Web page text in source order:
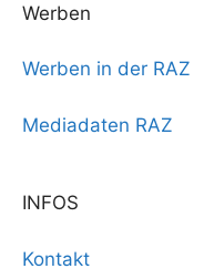
Werben
Werben in der RAZ
Mediadaten RAZ
INFOS
Kontakt